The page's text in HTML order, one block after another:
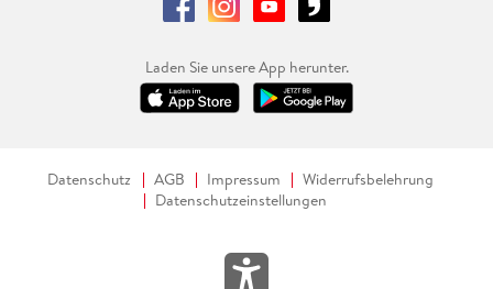
Laden Sie unsere App herunter.
Datenschutz AGB Impressum
Widerrufsbelehrung
Datenschutzeinstellungen